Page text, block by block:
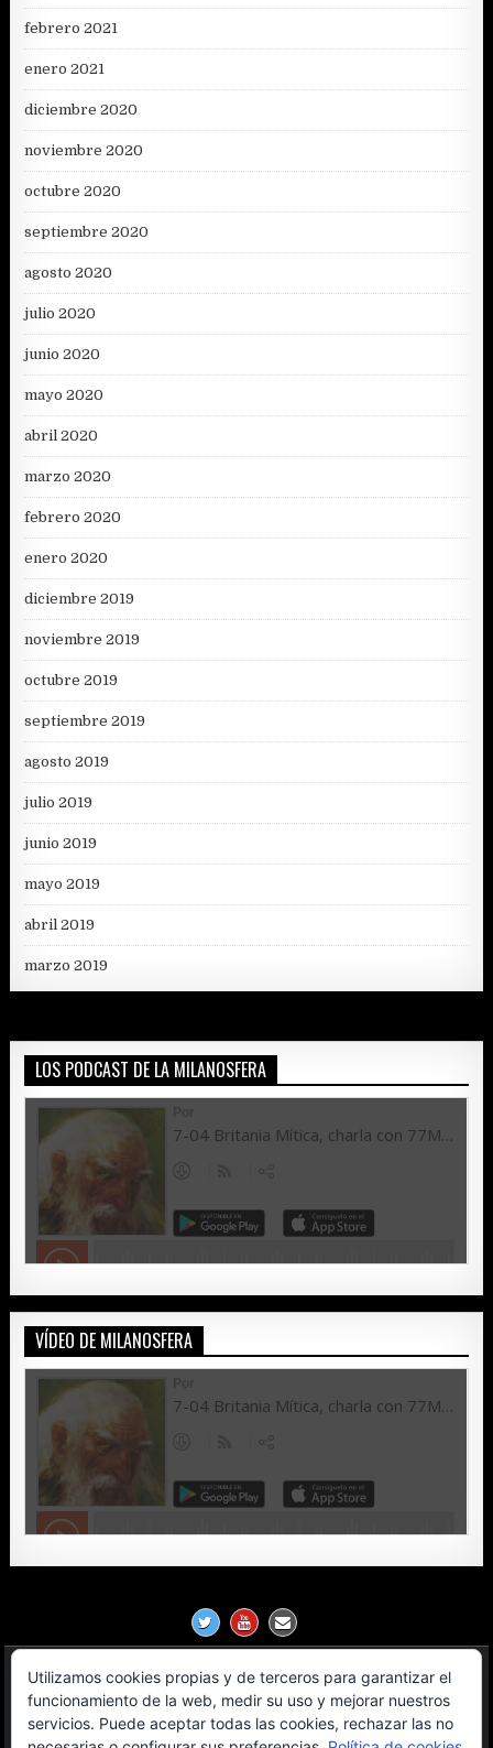
febrero 2021
enero 2021
diciembre 2020
noviembre 2020
octubre 2020
septiembre 2020
agosto 2020
julio 2020
junio 2020
mayo 2020
abril 2020
marzo 2020
febrero 2020
enero 2020
diciembre 2019
noviembre 2019
octubre 2019
septiembre 2019
agosto 2019
julio 2019
junio 2019
mayo 2019
abril 2019
marzo 2019
LOS PODCAST DE LA MILANOSFERA
VÍDEO DE MILANOSFERA
Política de Privacidad
Aviso Legal
Utilizamos cookies propias y de terceros para garantizar el
funcionamiento de la web, medir su uso y mejorar nuestros
servicios. Puede aceptar todas las cookies, rechazar las no